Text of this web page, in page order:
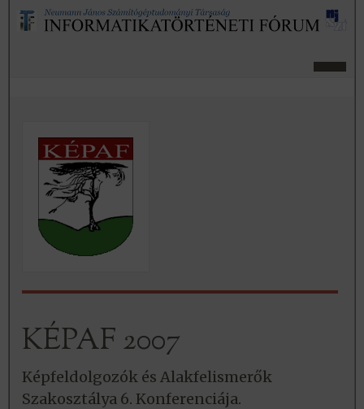
KÉPAF 2007
Képfeldolgozók és Alakfelismerők
Szakosztálya 6. Konferenciája.